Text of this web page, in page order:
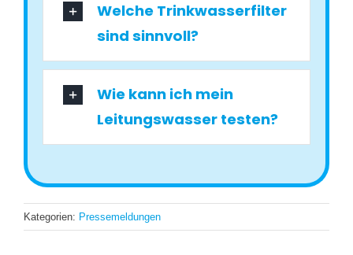
Welche Trinkwasserfilter
sind sinnvoll?
Wie kann ich mein
Leitungswasser testen?
Kategorien: Pressemeldungen